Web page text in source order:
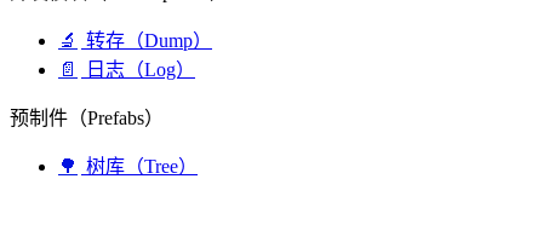
🔬
转存（Dump）
📄
日志（Log）
预制件（Prefabs）
🌳 树库（Tree）